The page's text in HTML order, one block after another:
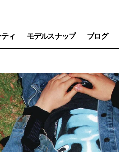
ィ モデルスナップ ブログ